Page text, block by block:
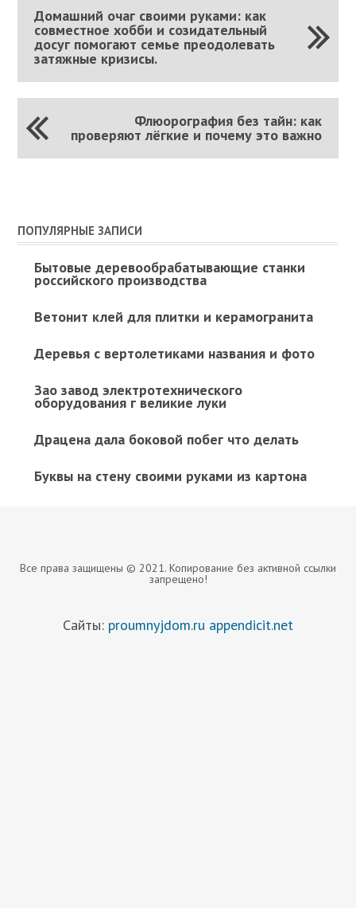
Домашний очаг своими руками: как
совместное хобби и созидательный
досуг помогают семье преодолевать
затяжные кризисы.
Флюорография без тайн: как
проверяют лёгкие и почему это важно
ПОПУЛЯРНЫЕ ЗАПИСИ
Бытовые деревообрабатывающие станки
российского производства
Ветонит клей для плитки и керамогранита
Деревья с вертолетиками названия и фото
Зао завод электротехнического
оборудования г великие луки
Драцена дала боковой побег что делать
Буквы на стену своими руками из картона
Все права защищены © 2021. Копирование без активной ссылки
запрещено!
Сайты: proumnyjdom.ru appendicit.net